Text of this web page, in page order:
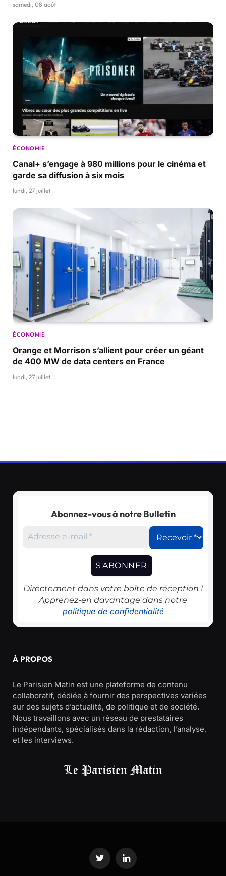
samedi, 08 août
ÉCONOMIE
Canal+ s’engage à 980 millions pour le cinéma et
garde sa diffusion à six mois
lundi, 27 juillet
ÉCONOMIE
Orange et Morrison s’allient pour créer un géant
de 400 MW de data centers en France
lundi, 27 juillet
Abonnez-vous à notre Bulletin
Directement dans votre boîte de réception !
Apprenez-en davantage dans notre
politique de confidentialité
À PROPOS
Le Parisien Matin est une plateforme de contenu
collaboratif, dédiée à fournir des perspectives variées
sur des sujets d’actualité, de politique et de société.
Nous travaillons avec un réseau de prestataires
indépendants, spécialisés dans la rédaction, l’analyse,
et les interviews.
Twitter LinkedIn